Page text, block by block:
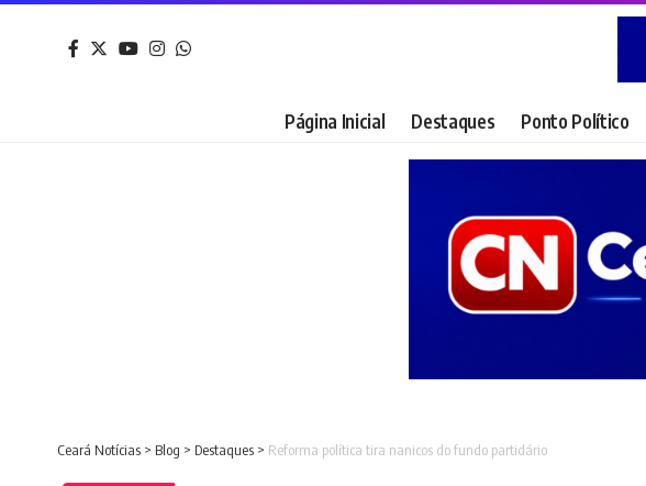
Página Inicial Destaques Ponto Político
Ceará Notícias > Blog > Destaques > Reforma política tira nanicos do fundo partidário